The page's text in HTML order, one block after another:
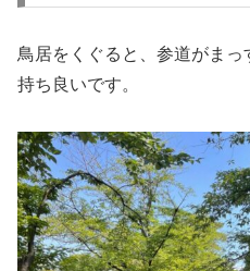
鳥居をくぐると、参道がま
持ち良いです。